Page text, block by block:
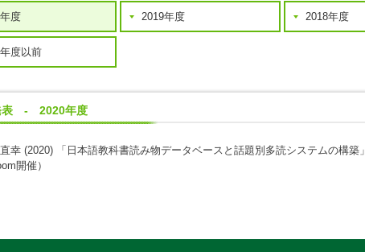
度 2019年度 2018年度
度以前
表 - 2020年度
幸 (2020) 「日本語教科書読み物データベースと話題別多読システムの構築」
開催）